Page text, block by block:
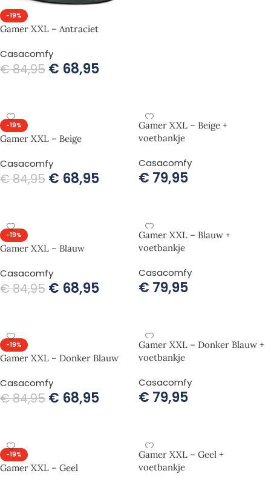
-19%
Gamer XXL – Antraciet
Casacomfy
€84,95 € 68,95
-19%
Gamer XXL – Beige
Casacomfy
€84,95 € 68,95
Gamer XXL – Beige +
voetbankje
Casacomfy
€ 79,95
-19%
Gamer XXL – Blauw
Casacomfy
€84,95 € 68,95
Gamer XXL – Blauw +
voetbankje
Casacomfy
€ 79,95
-19%
Gamer XXL – Donker Blauw
Casacomfy
€84,95 € 68,95
Gamer XXL – Donker Blauw +
voetbankje
Casacomfy
€ 79,95
-19%
Gamer XXL – Geel
Gamer XXL – Geel +
voetbankje